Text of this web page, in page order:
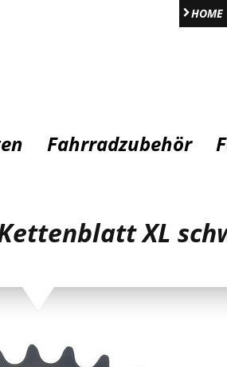
HOME
Fahrradzubehör
XL